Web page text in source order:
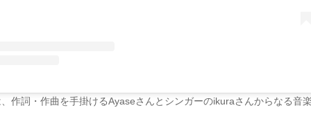
作詞・作曲を手掛けるAyaseさんとシンガーのikuraさんからなる音